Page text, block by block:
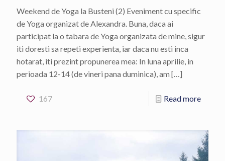
Weekend de Yoga la Busteni (2) Eveniment cu specific
de Yoga organizat de Alexandra. Buna, daca ai
participat la o tabara de Yoga organizata de mine, sigur
iti doresti sa repeti experienta, iar daca nu esti inca
hotarat, iti prezint propunerea mea: In luna aprilie, in
perioada 12-14 (de vineri pana duminica), am […]
167 Read more